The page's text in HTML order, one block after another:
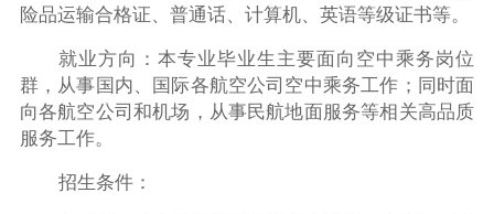
险品运输合格证、普通话、计算机、英语等级证书等。
就业方向：本专业毕业生主要面向空中乘务岗位
群，从事国内、国际各航空公司空中乘务工作；同时面
向各航空公司和机场，从事民航地面服务等相关高品质
服务工作。
招生条件：